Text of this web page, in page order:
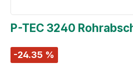
P-TEC 3240
-24.35 %